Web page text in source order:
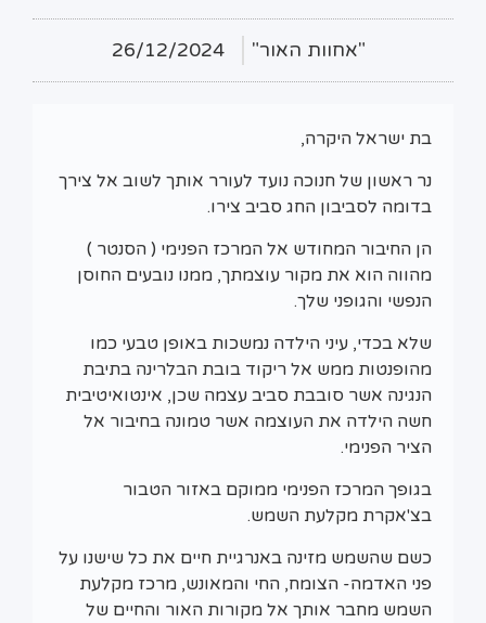
"אחוות האור" 26/12/2024
בת ישראל היקרה,
נר ראשון של חנוכה נועד לעורר אותך לשוב אל צירך
בדומה לסביבון החג סביב צירו.
הן החיבור המחודש אל המרכז הפנימי ( הסנטר )
מהווה הוא את מקור עוצמתך, ממנו נובעים החוסן
הנפשי והגופני שלך.
שלא בכדי, עיני הילדה נמשכות באופן טבעי כמו
מהופנטות ממש אל ריקוד בובת הבלרינה בתיבת
הנגינה אשר סובבת סביב עצמה שכן, אינטואיטיבית
חשה הילדה את העוצמה אשר טמונה בחיבור אל
הציר הפנימי.
בגופך המרכז הפנימי ממוקם באזור הטבור
בצ'אקרת מקלעת השמש.
כשם שהשמש מזינה באנרגיית חיים את כל שישנו על
פני האדמה- הצומח, החי והמאונש, מרכז מקלעת
השמש מחבר אותך אל מקורות האור והחיים של